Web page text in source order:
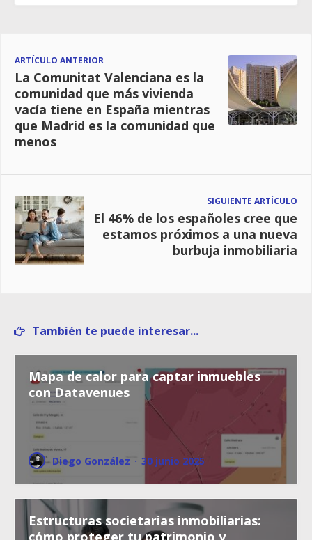
ARTÍCULO ANTERIOR
La Comunitat Valenciana es la
comunidad que más vivienda
vacía tiene en España mientras
que Madrid es la comunidad que
menos
SIGUIENTE ARTÍCULO
El 46% de los españoles cree que
estamos próximos a una nueva
burbuja inmobiliaria
También te puede interesar...
Mapa de calor para captar inmuebles
con Datavenues
Diego González · 30 junio 2025
Estructuras societarias inmobiliarias:
cómo proteger tu patrimonio y